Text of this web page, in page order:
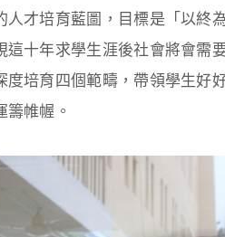
人才培育藍圖，目標是「以
這十年求學生涯後社會將會需
度培育四個範疇，帶領學生好
籌帷幄。